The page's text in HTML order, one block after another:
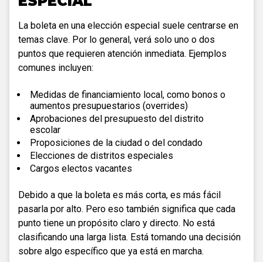
La boleta en una elección especial suele centrarse en
temas clave. Por lo general, verá solo uno o dos
puntos que requieren atención inmediata. Ejemplos
comunes incluyen:
Medidas de financiamiento local, como bonos o
aumentos presupuestarios (overrides)
Aprobaciones del presupuesto del distrito
escolar
Proposiciones de la ciudad o del condado
Elecciones de distritos especiales
Cargos electos vacantes
Debido a que la boleta es más corta, es más fácil
pasarla por alto. Pero eso también significa que cada
punto tiene un propósito claro y directo. No está
clasificando una larga lista. Está tomando una decisión
sobre algo específico que ya está en marcha.